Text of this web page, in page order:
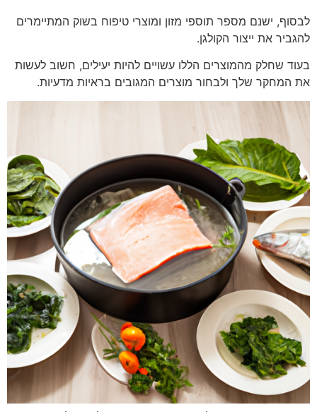
לבסוף, ישנם מספר תוספי מזון ומוצרי טיפוח בשוק המתיימרים
להגביר את ייצור הקולגן.
בעוד שחלק מהמוצרים הללו עשויים להיות יעילים, חשוב לעשות
את המחקר שלך ולבחור מוצרים המגובים בראיות מדעיות.